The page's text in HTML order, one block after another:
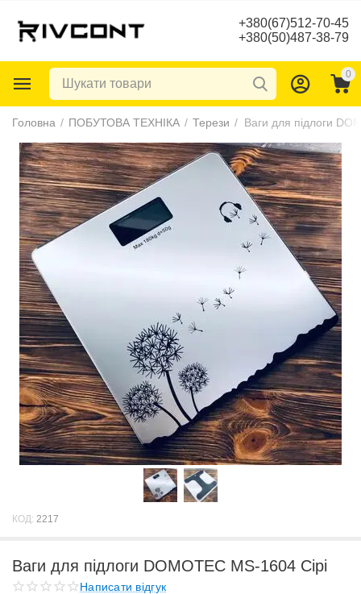
+380(67)512-70-45
+380(50)487-38-79
0
Головна / ПОБУТОВА ТЕХНІКА / Терези / Ваги для підлоги
КОД: 2217
Ваги для підлоги DOMOTEC MS-1604 Сірі
Написати відгук